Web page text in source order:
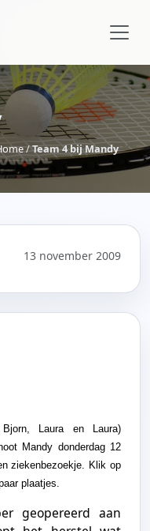
/Team 4 bij Mandy
13 november 2009
Laura en Laura)
Mandy donderdag 12
ziekenbezoekje. Klik op
plaatjes.
geopereerd aan